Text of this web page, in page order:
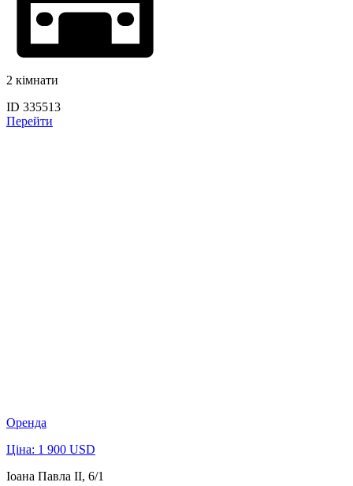
2 кімнати
ID 335513
Перейти
Оренда
Ціна: 1 900 USD
Іоана Павла ІІ, 6/1